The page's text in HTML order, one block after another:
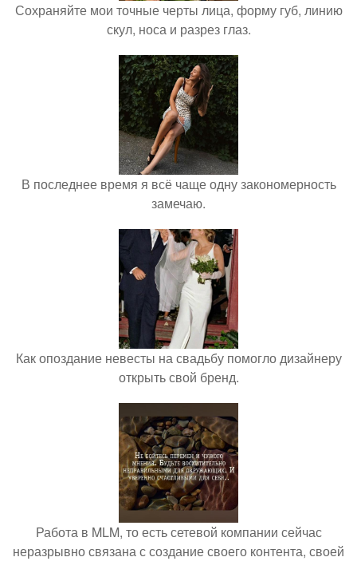
Сохраняйте мои точные черты лица, форму губ, линию
скул, носа и разрез глаз.
В последнее время я всё чаще одну закономерность
замечаю.
Как опоздание невесты на свадьбу помогло дизайнеру
открыть свой бренд.
Работа в MLM, то есть сетевой компании сейчас
неразрывно связана с создание своего контента, своей